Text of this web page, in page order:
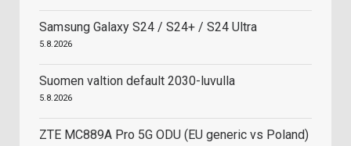
Samsung Galaxy S24 / S24+ / S24 Ultra
5.8.2026
Suomen valtion default 2030-luvulla
5.8.2026
ZTE MC889A Pro 5G ODU (EU generic vs Poland)